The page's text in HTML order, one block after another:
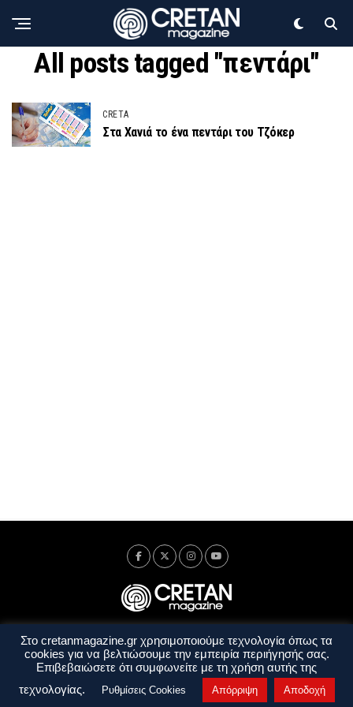
All posts tagged "πεντάρι"
CRETA
Στα Χανιά το ένα πεντάρι του Τζόκερ
Ταυτότητα Πολιτική Απορρήτου
Όροι Χρήσης
Όροι και Προϋποθέσεις
Στο cretanmagazine.gr χρησιμοποιούμε τεχνολογία όπως τα
cookies για να βελτιώσουμε την εμπειρία περιήγησής σας.
Επιβεβαιώσετε ότι συμφωνείτε με τη χρήση αυτής της
τεχνολογίας.
Ρυθμίσεις Cookies Απόρριψη Αποδοχή